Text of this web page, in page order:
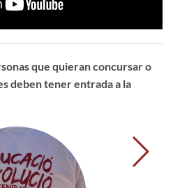
que quieran concursar o
deben tener entrada a la
→